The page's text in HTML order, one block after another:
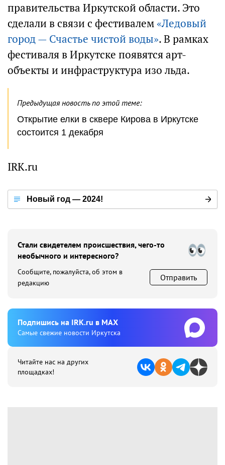
правительства Иркутской области. Это
сделали в связи с фестивалем«Ледовый
город — Счастье чистой воды». В рамках
фестиваля в Иркутске появятся арт-
объекты и инфраструктура изо льда.
Предыдущая новость по этой теме:
Открытие елки в сквере Кирова в Иркутске
состоится 1 декабря
IRK.ru
Новый год — 2024!
Стали свидетелем происшествия, чего-то
необычного и интересного?
Сообщите, пожалуйста, об этом в
редакцию
Отправить
Подпишиcь на IRK.ru в MAX
Cамые свежие новости Иркутска
Читайте нас на других
площадках!